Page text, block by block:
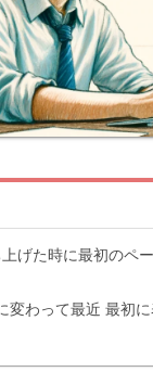
げた時に最初のペ
変わって最近 最初